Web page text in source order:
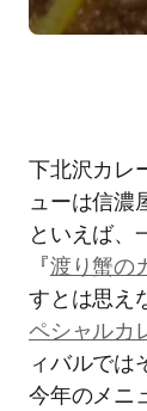
下北沢カレ
ューは信濃
といえば、
『渡り蟹の
すとは思え
ペシャルカ
ィバルでは
今年のメニ